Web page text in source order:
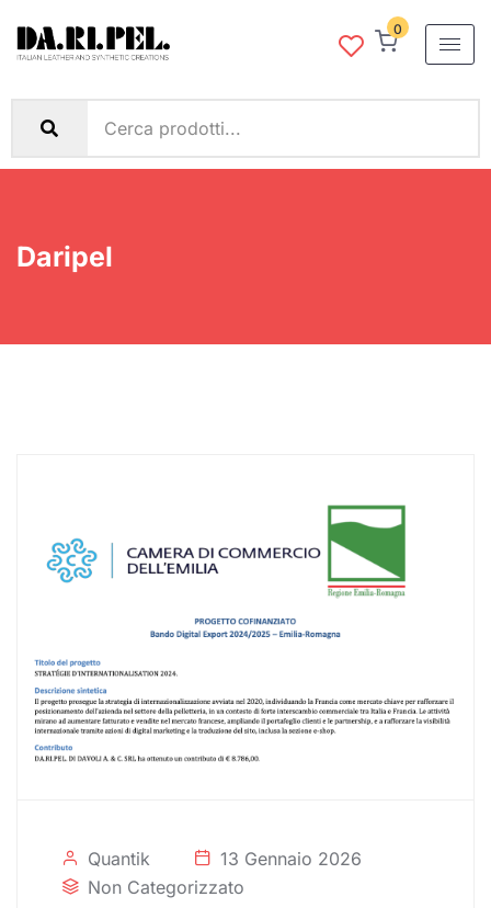
0
Daripel
Quantik
13 Gennaio 2026
Non Categorizzato